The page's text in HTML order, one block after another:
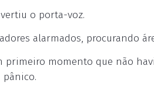
o porta-voz.
alarmados, procurando
primeiro momento que não
pânico.